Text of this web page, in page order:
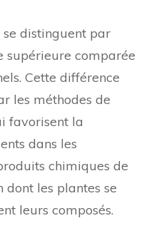
distinguent par
comparée
Cette différence
les méthodes de
favorisent la
dans les
chimiques de
dont les plantes se
leurs composés.